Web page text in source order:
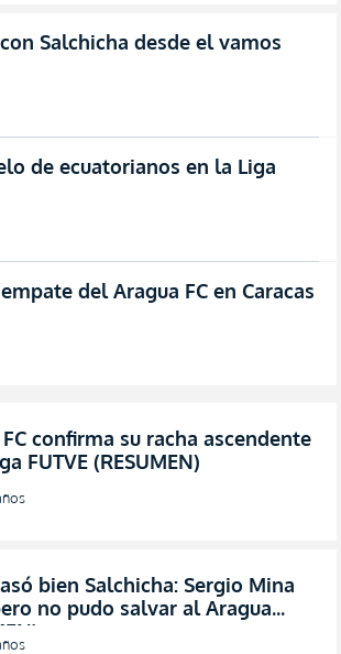
Salchicha desde el vamos
de ecuatorianos en la Liga
del Aragua FC en Caracas
confirma su racha ascendente
FUTVE (RESUMEN)
bien Salchicha: Sergio Mina
no pudo salvar al Aragua